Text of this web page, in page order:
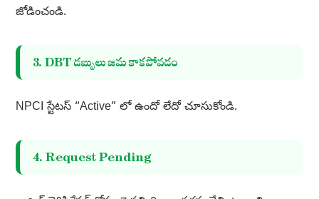
జోడించండి.
3. DBT డబ్బులు జమ కాకపోవడం
NPCI స్టేటస్ “Active” లో ఉందో లేదో చూసుకోండి.
4. Request Pending